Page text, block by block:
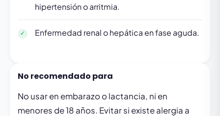
hipertensión o arritmia.
Enfermedad renal o hepática en fase aguda.
No recomendado para
No usar en embarazo o lactancia, ni en
menores de 18 años. Evitar si existe alergia a